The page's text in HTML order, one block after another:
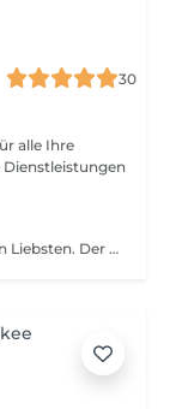
30
alle Ihre
Dienstleistungen
Verschenke einen Beautygutschein an deinen Liebsten. Der Gutschein kann per @mail verschickt werden oder bei mir in Salon abgeholt werden.